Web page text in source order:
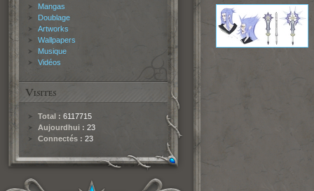
Mangas
Doublage
Artworks
Wallpapers
Musique
Vidéos
Total : 6117715
Aujourdhui : 23
Connectés : 23